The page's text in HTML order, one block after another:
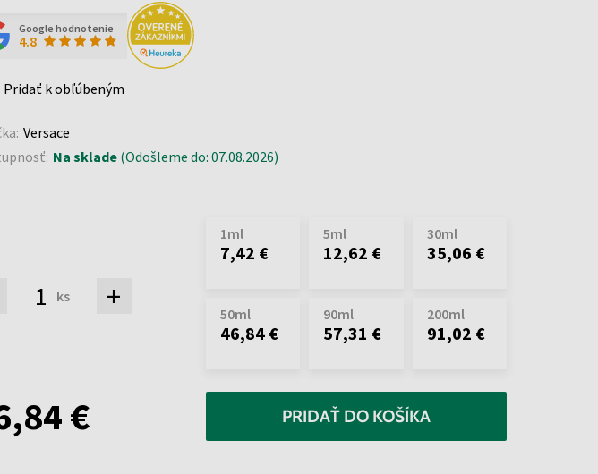
Google hodnotenie
4.8
Pridať k obľúbeným
Versace
Na sklade(Odošleme do: 07.08.2026)
ks +
1ml
7,42 €
5ml
12,62 €
30ml
35,06 €
50ml
46,84 €
90ml
57,31 €
200ml
91,02 €
€ PRIDAŤ DO KOŠÍKA